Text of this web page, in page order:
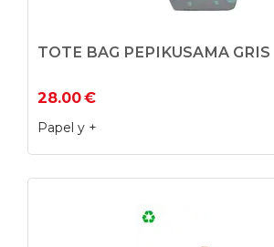
TOTE BAG PEPIKUSAMA GRIS
28.00€
Papel y +